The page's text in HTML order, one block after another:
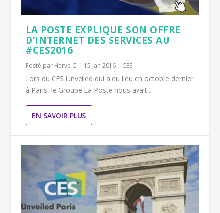
LA POSTE EXPLIQUE SON OFFRE
D’INTERNET DES SERVICES AU
#CES2016
Posté par Hervé C. | 15 Jan 2016 | CES
Lors du CES Unveiled qui a eu lieu en octobre dernier
à Paris, le Groupe La Poste nous avait...
EN SAVOIR PLUS